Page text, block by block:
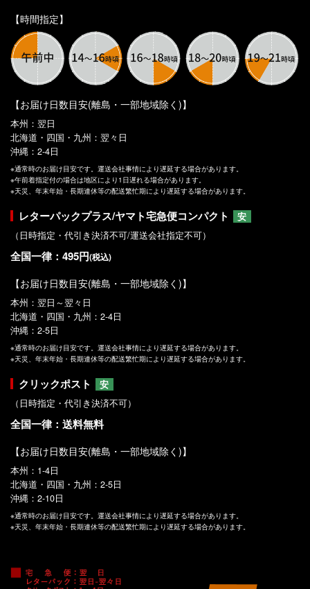
【時間指定】
【お届け日数目安(離島・一部地域除く)】
本州：翌日
北海道・四国・九州：翌々日
沖縄：2-4日
※通常時のお届け目安です。運送会社事情により遅延する場合があります。
※午前着指定付の場合は地区により1日遅れる場合があります。
※天災、年末年始・長期連休等の配送繁忙期により遅延する場合があります。
レターパックプラス/ヤマト宅急便コンパクト
安
（日時指定・代引き決済不可/運送会社指定不可）
全国一律：495円(税込)
【お届け日数目安(離島・一部地域除く)】
本州：翌日～翌々日
北海道・四国・九州：2-4日
沖縄：2-5日
※通常時のお届け目安です。運送会社事情により遅延する場合があります。
※天災、年末年始・長期連休等の配送繁忙期により遅延する場合があります。
クリックポスト
安
（日時指定・代引き決済不可）
全国一律：送料無料
【お届け日数目安(離島・一部地域除く)】
本州：1-4日
北海道・四国・九州：2-5日
沖縄：2-10日
※通常時のお届け目安です。運送会社事情により遅延する場合があります。
※天災、年末年始・長期連休等の配送繁忙期により遅延する場合があります。